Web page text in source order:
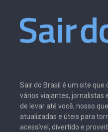
Sair do Brasil é um site
vários viajantes, jornalistas
de levar até você, nosso
atualizadas e úteis para
acessível, divertido e